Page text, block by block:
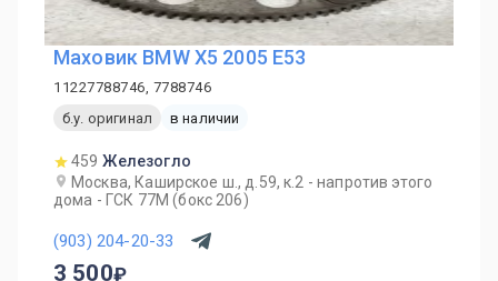
Маховик BMW X5 2005 E53
11227788746, 7788746
б.у. оригинал
в наличии
459 Железогло
Москва, Каширское ш., д.59, к.2 - напротив этого
дома - ГСК 77М (бокс 206)
(903) 204-20-33
3 500